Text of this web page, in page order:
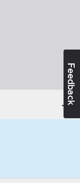
Feedback